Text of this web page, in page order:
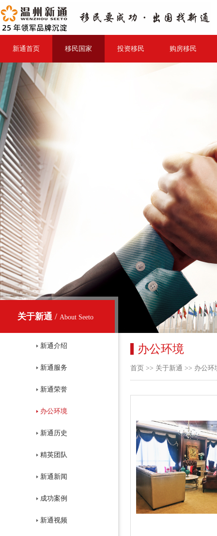
新通首页 移民国家 投资移民 购房移民
关于新通/ About Seeto
新通介绍
新通服务
新通荣誉
办公环境
新通历史
精英团队
新通新闻
成功案例
新通视频
办公环境
首页 >> 关于新通 >> 办公环